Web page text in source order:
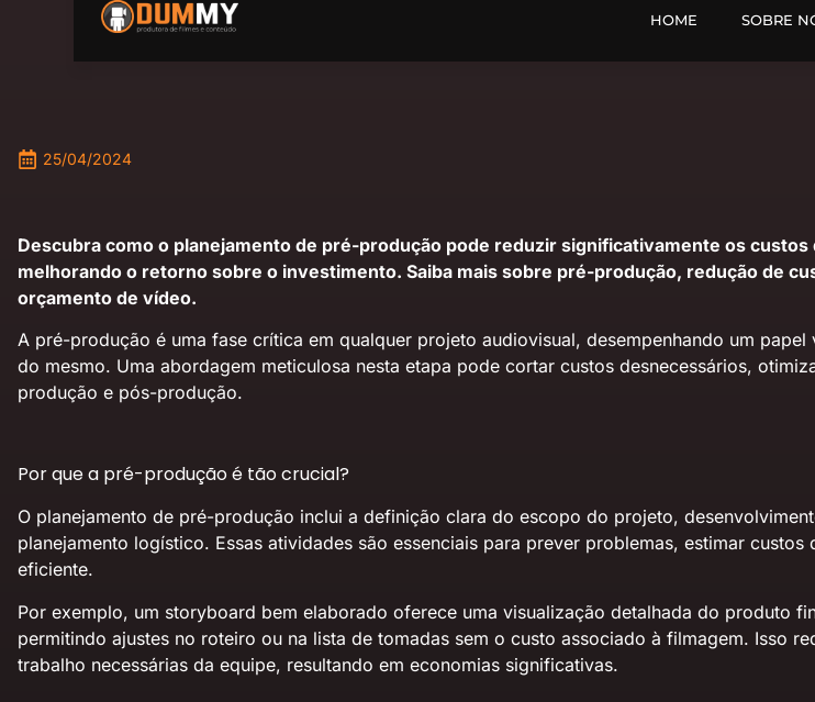
HOME SOBRE
25/04/2024
Descubra como o planejamento de pré-produção pode reduzir significativamente os
melhorando o retorno sobre o investimento. Saiba mais sobre pré-produção, redução de
orçamento de vídeo.
A pré-produção é uma fase crítica em qualquer projeto audiovisual, desempenhando um
do mesmo. Uma abordagem meticulosa nesta etapa pode cortar custos desnecessários,
produção e pós-produção.
Por que a pré-produção é tão crucial?
O planejamento de pré-produção inclui a definição clara do escopo do projeto,
planejamento logístico. Essas atividades são essenciais para prever problemas, estimar
eficiente.
Por exemplo, um storyboard bem elaborado oferece uma visualização detalhada do produto
permitindo ajustes no roteiro ou na lista de tomadas sem o custo associado à filmagem. Isso
trabalho necessárias da equipe, resultando em economias significativas.